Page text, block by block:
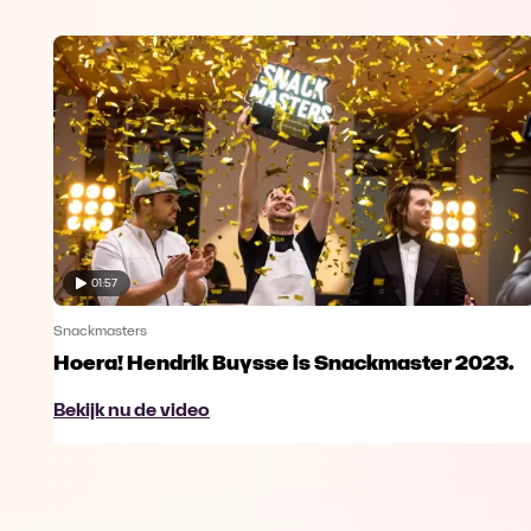
01:57
Snackmasters
Hoera! Hendrik Buysse is Snackmaster 2023.
Bekijk nu de video